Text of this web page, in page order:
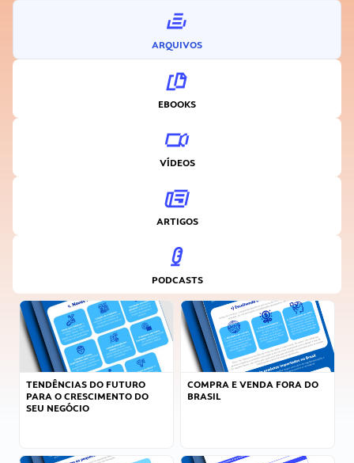
ARQUIVOS
EBOOKS
VÍDEOS
ARTIGOS
PODCASTS
TENDÊNCIAS DO FUTURO
PARA O CRESCIMENTO DO
SEU NEGÓCIO
COMPRA E VENDA FORA DO
BRASIL